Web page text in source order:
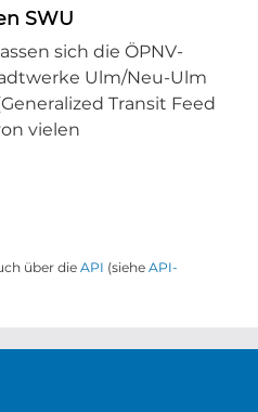
SWU
sich die ÖPNV-
Ulm/Neu-Ulm
Transit Feed
vielen
über die API (siehe API-